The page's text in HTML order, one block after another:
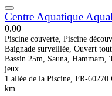
Centre Aquatique
0.00
Piscine couverte, Piscine
Baignade surveillée, Ouvert
Bassin 25m, Sauna, Hammam,
jeux
1 allée de la Piscine, FR-
km